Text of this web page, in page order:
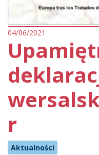
04/06/2021
r
Aktualności